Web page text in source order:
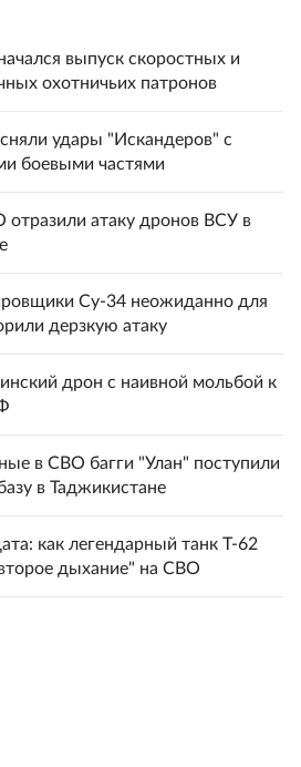
выпуск скоростных и
охотничьих патронов
удары "Искандеров" с
боевыми частями
атаку дронов ВСУ в
Су-34 неожиданно для
дерзкую атаку
дрон с наивной мольбой к
в СВО багги "Улан" поступили
в Таджикистане
как легендарный танк Т-62
дыхание" на СВО